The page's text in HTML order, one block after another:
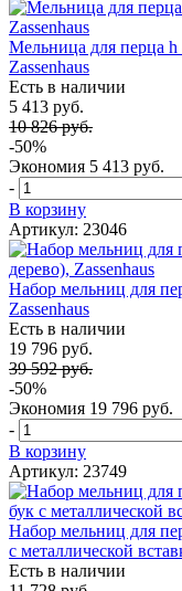
Мельница для перца
Zassenhaus
Есть в наличии
5 413 руб.
10 826 руб.
-50%
Экономия 5 413 руб.
-
В корзину
Артикул: 23046
Набор мельниц для
Zassenhaus
Есть в наличии
19 796 руб.
39 592 руб.
-50%
Экономия 19 796 руб.
-
В корзину
Артикул: 23749
Набор мельниц для
с металлической
Есть в наличии